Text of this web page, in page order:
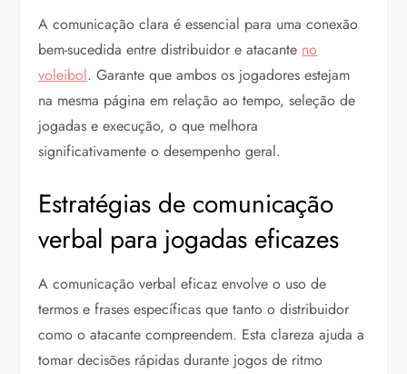
A comunicação clara é essencial para uma conexão
bem-sucedida entre distribuidor e atacante no
voleibol. Garante que ambos os jogadores estejam
na mesma página em relação ao tempo, seleção de
jogadas e execução, o que melhora
significativamente o desempenho geral.
Estratégias de comunicação
verbal para jogadas eficazes
A comunicação verbal eficaz envolve o uso de
termos e frases específicas que tanto o distribuidor
como o atacante compreendem. Esta clareza ajuda a
tomar decisões rápidas durante jogos de ritmo